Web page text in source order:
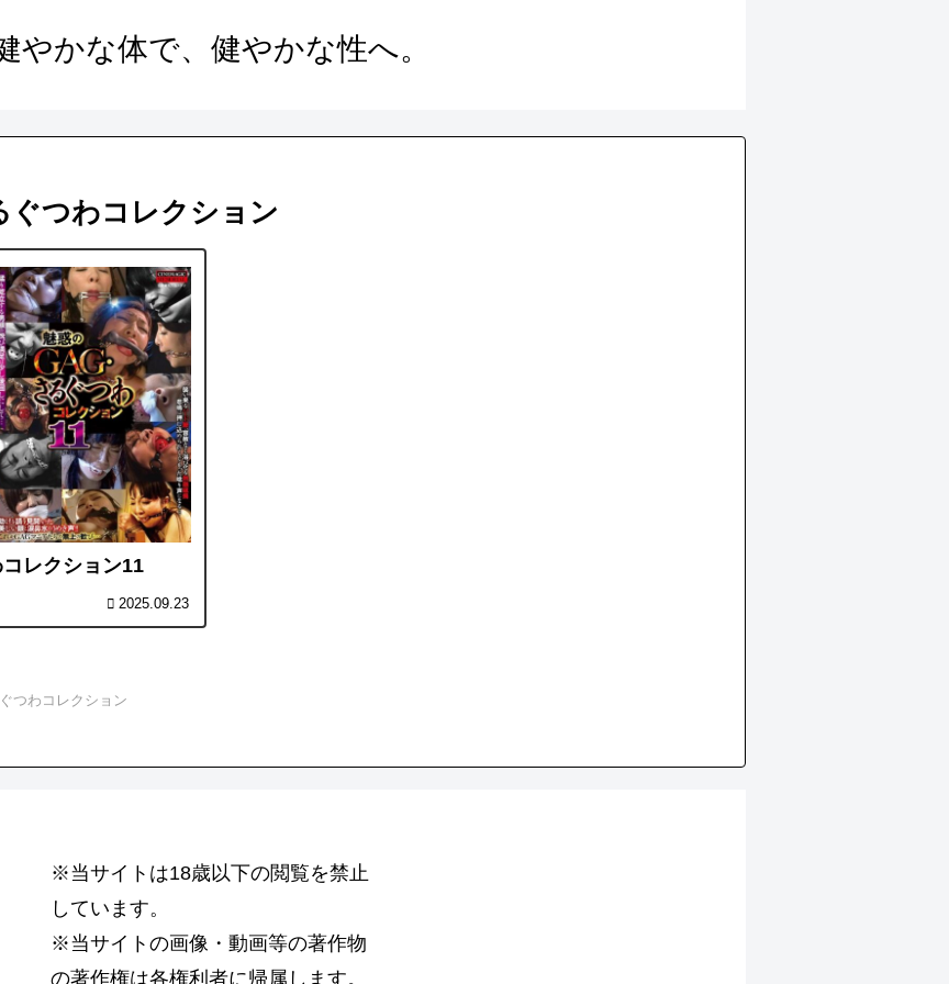
やかな体で、健やかな性へ。
ぐつわコレクション
レクション11
2025.09.23
つわコレクション
※当サイトは18歳以下の閲覧を禁止
しています。
※当サイトの画像・動画等の著作物
の著作権は各権利者に帰属します。